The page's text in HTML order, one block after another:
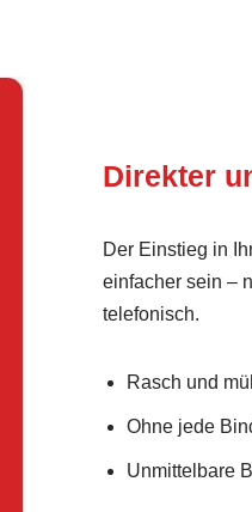
Direkter
Der Einstieg in
einfacher sein –
telefonisch.
Rasch und
Ohne jede
Unmittelbare